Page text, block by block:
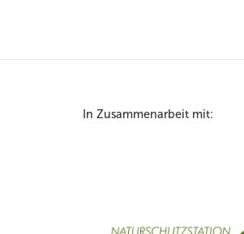
In Zusammenarbeit mit: